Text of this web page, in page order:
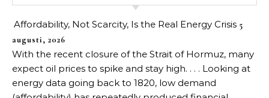
Affordability, Not Scarcity, Is the Real Energy Crisis 5
augusti, 2026
With the recent closure of the Strait of Hormuz, many
expect oil prices to spike and stay high. . . . Looking at
energy data going back to 1820, low demand